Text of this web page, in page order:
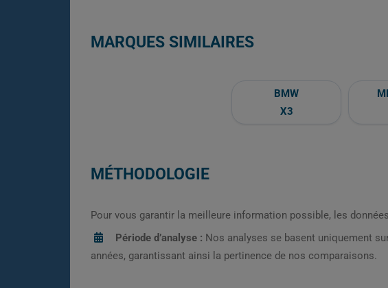
MARQUES SIMILAIRES
BMW
X3
MÉTHODOLOGIE
Pour vous garantir la meilleure information possible, les
Période d’analyse : Nos analyses se basent uniquement
années, garantissant ainsi la pertinence de nos comparaisons.